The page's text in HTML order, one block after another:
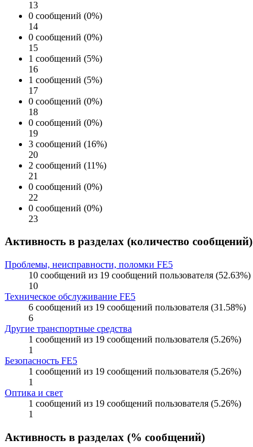
13
0 сообщений (0%)
14
0 сообщений (0%)
15
1 сообщений (5%)
16
1 сообщений (5%)
17
0 сообщений (0%)
18
0 сообщений (0%)
19
3 сообщений (16%)
20
2 сообщений (11%)
21
0 сообщений (0%)
22
0 сообщений (0%)
23
Активность в разделах (количество сообщений)
Проблемы, неисправности, поломки FE5
10 сообщений из 19 сообщений пользователя (52.63%)
10
Техническое обслуживание FE5
6 сообщений из 19 сообщений пользователя (31.58%)
6
Другие транспортные средства
1 сообщений из 19 сообщений пользователя (5.26%)
1
Безопасность FE5
1 сообщений из 19 сообщений пользователя (5.26%)
1
Оптика и свет
1 сообщений из 19 сообщений пользователя (5.26%)
1
Активность в разделах (% сообщений)